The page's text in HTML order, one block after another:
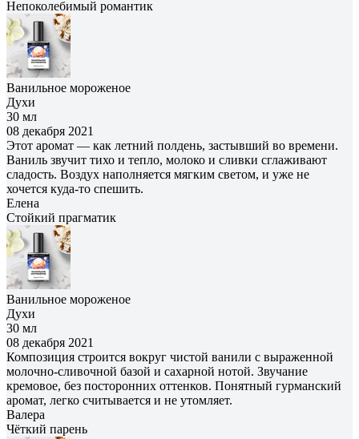
Непоколебимый романтик
Ванильное мороженое
Духи
30 мл
08 декабря 2021
Этот аромат — как летний полдень, застывший во времени.
Ваниль звучит тихо и тепло, молоко и сливки сглаживают
сладость. Воздух наполняется мягким светом, и уже не
хочется куда-то спешить.
Елена
Cтойкий прагматик
Ванильное мороженое
Духи
30 мл
08 декабря 2021
Композиция строится вокруг чистой ванили с выраженной
молочно‑сливочной базой и сахарной нотой. Звучание
кремовое, без посторонних оттенков. Понятный гурманский
аромат, легко считывается и не утомляет.
Валера
Чёткий парень